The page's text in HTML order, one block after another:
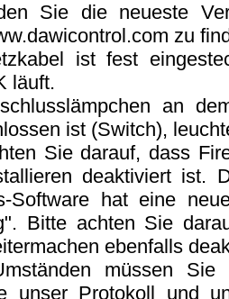
Sie die neueste
zu
ist fest
läuft.
an
ist (Switch),
Sie darauf, dass
deaktiviert ist.
Software hat eine
Bitte achten Sie
ebenfalls
müssen Sie
unser Protokoll und